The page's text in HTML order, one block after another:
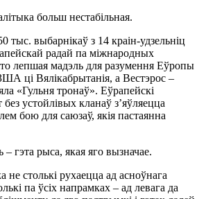
больш нестабільная.
тыс. выбарнікаў з 14 краін-удзельніц
радай па міжнародных
лепшая мадэль для разумення Еўропы
ці Вялікабрытанія, а Вестэрос –
«Гульня тронаў». Еўрапейскі
устойлівых кланаў з’яўляецца
бою для саюзаў, якія пастаянна
– гэта рыса, якая яго вызначае.
не столькі рухаецца ад асноўнага
па ўсіх напрамках – ад левага да